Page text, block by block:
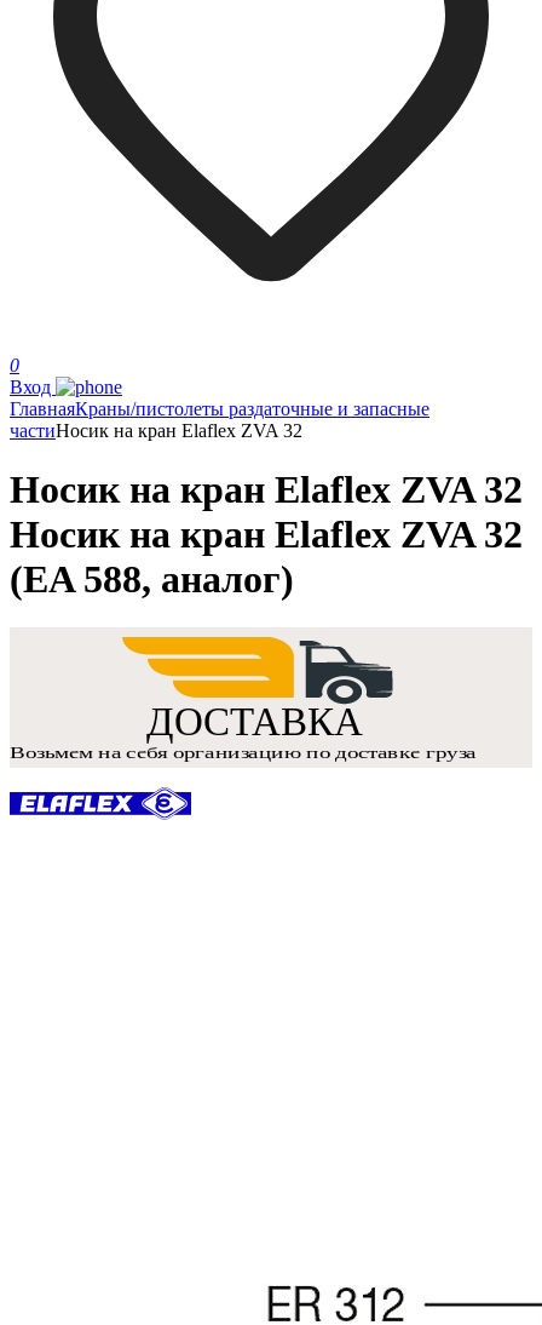
0
Вход
ГлавнаяКраны/пистолеты раздаточные и запасные
частиНосик на кран Elaflex ZVA 32
Носик на кран Elaflex ZVA 32
Носик на кран Elaflex ZVA 32
(EA 588, аналог)